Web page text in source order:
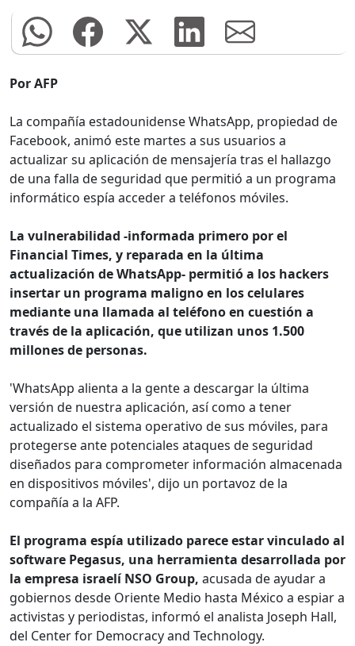
Por AFP
La compañía estadounidense WhatsApp, propiedad de
Facebook, animó este martes a sus usuarios a
actualizar su aplicación de mensajería tras el hallazgo
de una falla de seguridad que permitió a un programa
informático espía acceder a teléfonos móviles.
La vulnerabilidad -informada primero por el
Financial Times, y reparada en la última
actualización de WhatsApp- permitió a los hackers
insertar un programa maligno en los celulares
mediante una llamada al teléfono en cuestión a
través de la aplicación, que utilizan unos 1.500
millones de personas.
'WhatsApp alienta a la gente a descargar la última
versión de nuestra aplicación, así como a tener
actualizado el sistema operativo de sus móviles, para
protegerse ante potenciales ataques de seguridad
diseñados para comprometer información almacenada
en dispositivos móviles', dijo un portavoz de la
compañía a la AFP.
El programa espía utilizado parece estar vinculado al
software Pegasus, una herramienta desarrollada por
la empresa israelí NSO Group, acusada de ayudar a
gobiernos desde Oriente Medio hasta México a espiar a
activistas y periodistas, informó el analista Joseph Hall,
del Center for Democracy and Technology.